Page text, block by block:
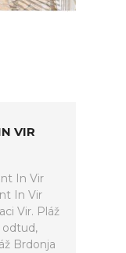
VIR
In Vir
In Vir
Vir. Pláž
odtud,
Brdonja